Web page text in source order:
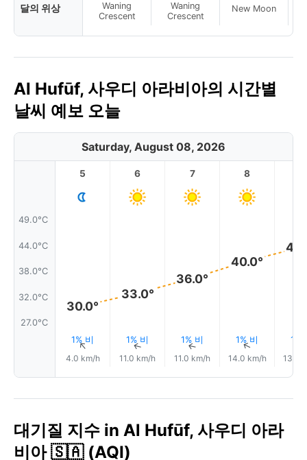
달의 위상
Waning
Crescent
Waning
Crescent
New Moon
Al Hufūf, 사우디 아라비아의 시간별
날씨 예보 오늘
Saturday, August 08, 2026
49.0°C
44.0°C
38.0°C
32.0°C
27.0°C
5
30.0°
1% 비
↑
4.0 km/h
6
33.0°
1% 비
↑
11.0 km/h
7
36.0°
1% 비
↑
11.0 km/h
8
40.0°
1% 비
↑
14.0 km/h
1%
13.0
대기질 지수 in Al Hufūf, 사우디 아라
비아 🇸🇦 (AQI)